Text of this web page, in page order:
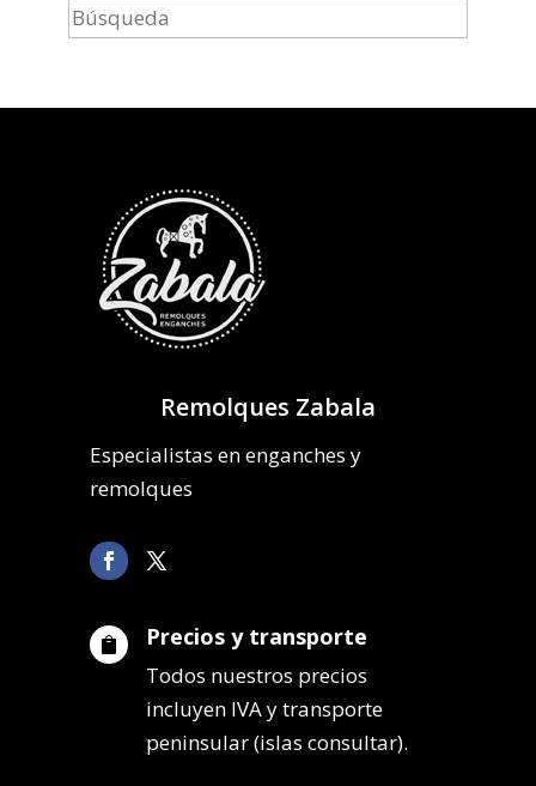
Remolques Zabala
Especialistas en enganches y
remolques
 Precios y transporte
Todos nuestros precios
incluyen IVA y transporte
peninsular (islas consultar).